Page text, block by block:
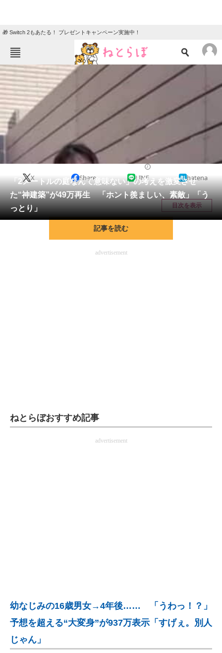
🎁 Switch 2もあたる！ プレゼントキャンペーン実施中！
ねとらぼメニュー
TOP ニュース
エンタメ クイズ
グルメ
住まい 教育・育児
動物 リサーチ
会員記事
メディア
注目記事を集めた総合ページ
マーケ×ITの今がよく分かる
建設×テクノロジーの最前線
ちょっと気になるネットの話題
「2メートルの庭なんて意味ない」の考えを激変させ
た“神建築”が49万再生 「ホント羨ましい、素敵」「う
っとり」
X Share LINE hatena
目次を表示
記事を読む
advertisement
ねとらぼおすすめ記事
advertisement
幼なじみの16歳男女→4年後…… 「うわっ！？」
予想を超える“大変身”が937万表示「すげぇ。別人
じゃん」